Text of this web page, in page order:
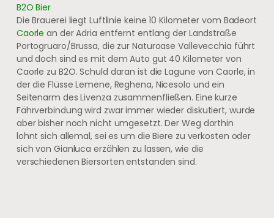
B2O Bier
Die Brauerei liegt Luftlinie keine 10 Kilometer vom Badeort
Caorle an der Adria entfernt entlang der Landstraße
Portogruaro/Brussa, die zur Naturoase Vallevecchia führt
und doch sind es mit dem Auto gut 40 Kilometer von
Caorle zu B2O. Schuld daran ist die Lagune von Caorle, in
der die Flüsse Lemene, Reghena, Nicesolo und ein
Seitenarm des Livenza zusammenfließen. Eine kurze
Fährverbindung wird zwar immer wieder diskutiert, wurde
aber bisher noch nicht umgesetzt. Der Weg dorthin
lohnt sich allemal, sei es um die Biere zu verkosten oder
sich von Gianluca erzählen zu lassen, wie die
verschiedenen Biersorten entstanden sind.